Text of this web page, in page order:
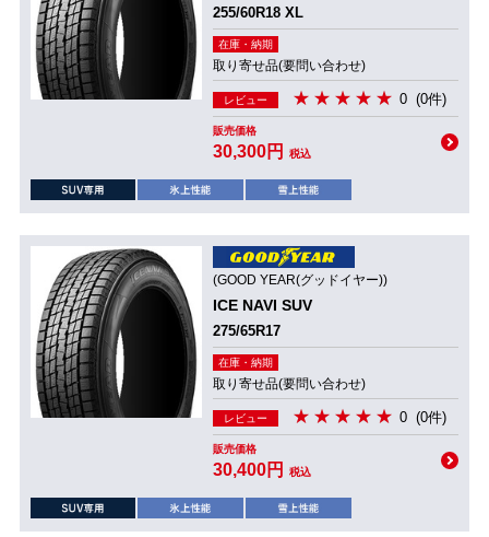
255/60R18 XL
在庫・納期
取り寄せ品(要問い合わせ)
レビュー 0 (0件)
販売価格
30,300円 税込
(GOOD YEAR(グッドイヤー))
ICE NAVI SUV
275/65R17
在庫・納期
取り寄せ品(要問い合わせ)
レビュー 0 (0件)
販売価格
30,400円 税込